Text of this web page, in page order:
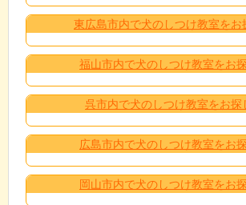
東広島市内で犬のしつけ教室をお
福山市内で犬のしつけ教室をお
呉市内で犬のしつけ教室をお探
広島市内で犬のしつけ教室をお
岡山市内で犬のしつけ教室をお